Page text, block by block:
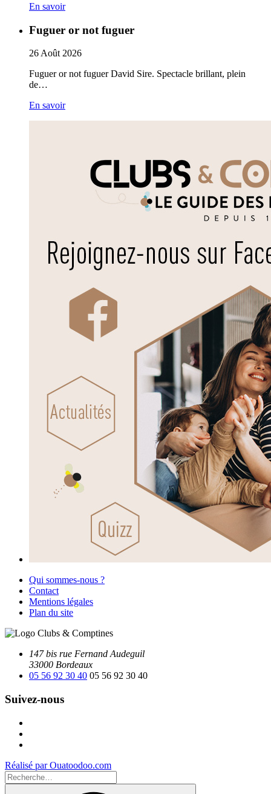
En savoir
Fuguer or not fuguer
26 Août 2026
Fuguer or not fuguer David Sire. Spectacle brillant, plein
de…
En savoir
Qui sommes-nous ?
Contact
Mentions légales
Plan du site
147 bis rue Fernand Audeguil
33000 Bordeaux
05 56 92 30 40 05 56 92 30 40
Suivez-nous
Réalisé par Ouatoodoo.com
Recherche
pour